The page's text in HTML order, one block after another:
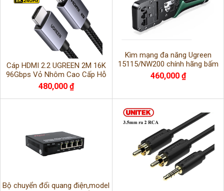
Cáp HDMI 2.2 UGREEN 2M 16K
96Gbps Vỏ Nhôm Cao Cấp Hỗ
Trợ 16K@60Hz 8K@120Hz
Chuẩn HDMI 2.2 Chính Hãng
480,000 ₫
Kìm mạng đa năng Ugreen
15115/NW200 chính hãng bấm
chuẩn RJ11,RJ12,RJ45
460,000 ₫
Bộ chuyển đổi quang điện,model